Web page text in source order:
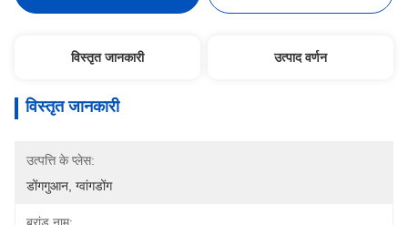
विस्तृत जानकारी उत्पाद वर्णन
विस्तृत जानकारी
उत्पत्ति के प्लेस:
डोंगगुआन, ग्वांगडोंग